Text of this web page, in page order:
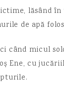
lăsând
de apă
când micul
Ene, cu